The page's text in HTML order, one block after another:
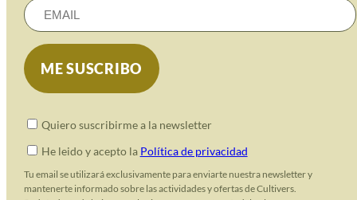
Quiero suscribirme a la newsletter
He leido y acepto la Política de privacidad
Tu email se utilizará exclusivamente para enviarte nuestra newsletter y
mantenerte informado sobre las actividades y ofertas de Cultivers.